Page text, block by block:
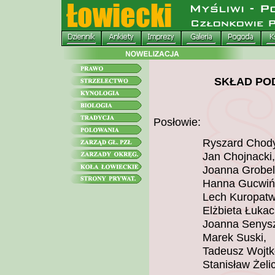
SKŁAD
Posłowie:
Ryszard
Jan Chojnacki,
Joanna
Hanna
Lech
Elżbieta
Joanna
Marek Suski,
Tadeusz
Stanisław